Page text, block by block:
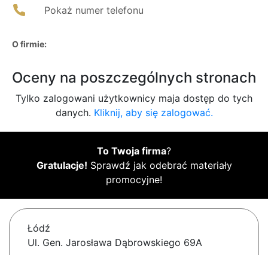
Pokaż numer telefonu
O firmie:
Oceny na poszczególnych stronach
Tylko zalogowani użytkownicy maja dostęp do tych
danych. Kliknij, aby się zalogować.
To Twoja firma?
Gratulacje! Sprawdź jak odebrać materiały
promocyjne!
Łódź
Ul. Gen. Jarosława Dąbrowskiego 69A